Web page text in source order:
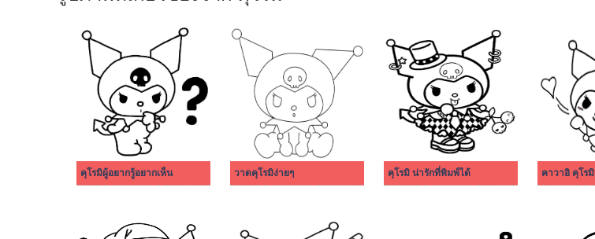
คุโรมิผู้อยากรู้อยากเห็น วาดคุโรมิง่ายๆ คุโรมิ น่ารักที่พิมพ์ได้ คาวาอิ คุโรมิ